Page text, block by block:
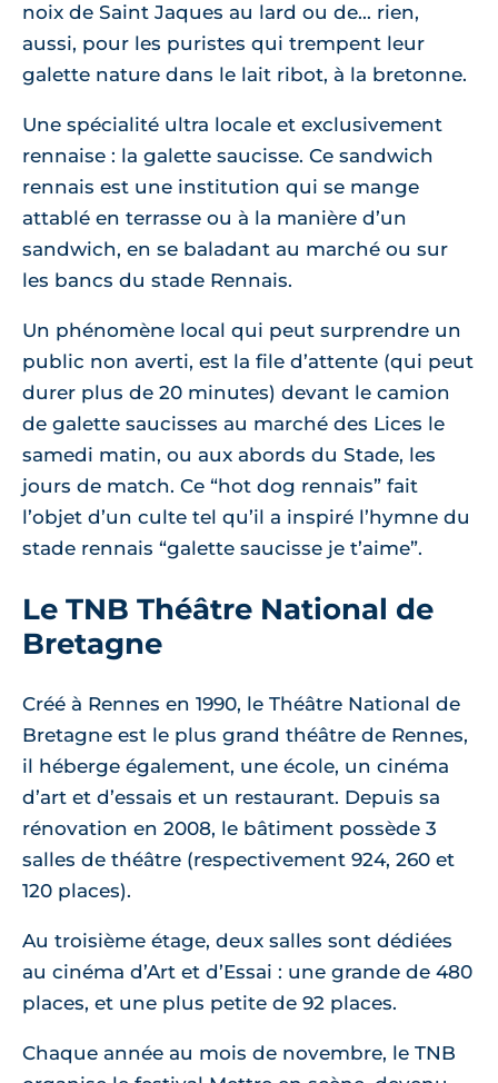
noix de Saint Jaques au lard ou de... rien,
aussi, pour les puristes qui trempent leur
galette nature dans le lait ribot, à la bretonne.
Une spécialité ultra locale et exclusivement
rennaise : la galette saucisse. Ce sandwich
rennais est une institution qui se mange
attablé en terrasse ou à la manière d’un
sandwich, en se baladant au marché ou sur
les bancs du stade Rennais.
Un phénomène local qui peut surprendre un
public non averti, est la file d’attente (qui peut
durer plus de 20 minutes) devant le camion
de galette saucisses au marché des Lices le
samedi matin, ou aux abords du Stade, les
jours de match. Ce “hot dog rennais” fait
l’objet d’un culte tel qu’il a inspiré l’hymne du
stade rennais “galette saucisse je t’aime”.
Le TNB Théâtre National de
Bretagne
Créé à Rennes en 1990, le Théâtre National de
Bretagne est le plus grand théâtre de Rennes,
il héberge également, une école, un cinéma
d’art et d’essais et un restaurant. Depuis sa
rénovation en 2008, le bâtiment possède 3
salles de théâtre (respectivement 924, 260 et
120 places).
Au troisième étage, deux salles sont dédiées
au cinéma d’Art et d’Essai : une grande de 480
places, et une plus petite de 92 places.
Chaque année au mois de novembre, le TNB